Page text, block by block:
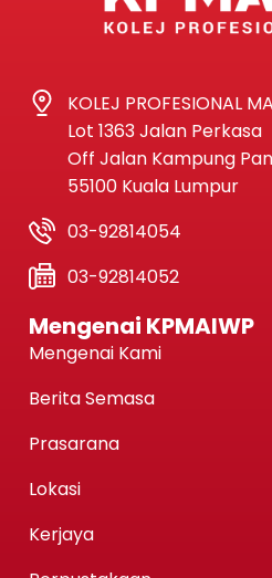
KOLEJ PROFESIONAL
Lot 1363 Jalan Perkasa
Off Jalan Kampung
55100 Kuala Lumpur
03-92814054
03-92814052
Mengenai KPMAIWP
Mengenai Kami
Berita Semasa
Prasarana
Lokasi
Kerjaya